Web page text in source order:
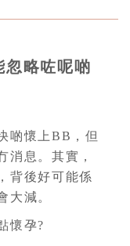
忽略咗呢啲
懷上BB，但
消息。其實，
背後好可能係
大減。
懷孕?